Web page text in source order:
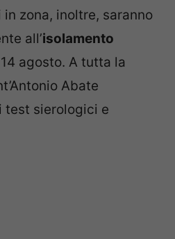
zona, inoltre, saranno
all’isolamento
agosto. A tutta la
Abate
test sierologici e